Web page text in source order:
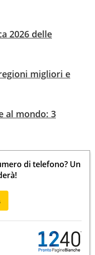
2026 delle
migliori e
al mondo: 3
di telefono? Un